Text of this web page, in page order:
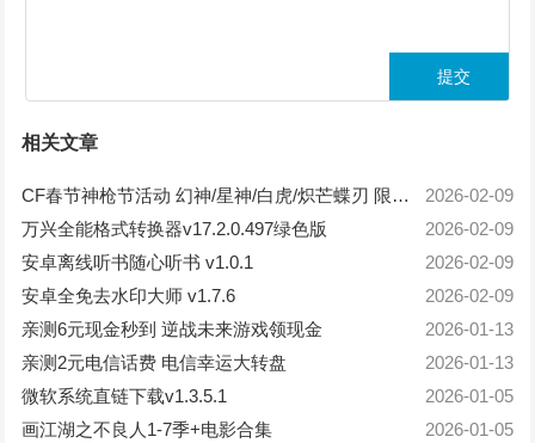
相关文章
2026-02-09
CF春节神枪节活动 幻神/星神/白虎/炽芒蝶刃 限时免费体验
2026-02-09
万兴全能格式转换器v17.2.0.497绿色版
2026-02-09
安卓离线听书随心听书 v1.0.1
2026-02-09
安卓全免去水印大师 v1.7.6
2026-01-13
亲测6元现金秒到 逆战未来游戏领现金
2026-01-13
亲测2元电信话费 电信幸运大转盘
2026-01-05
微软系统直链下载v1.3.5.1
2026-01-05
画江湖之不良人1-7季+电影合集